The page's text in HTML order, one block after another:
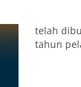
telah
tahun